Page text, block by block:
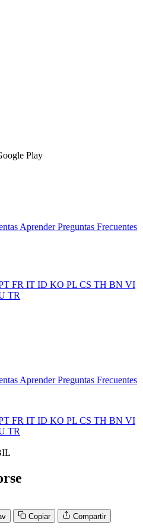
Play
AprenderPreguntas Frecuentes
FR IT ID KO PL CS TH BN VI
TR
AprenderPreguntas Frecuentes
FR IT ID KO PL CS TH BN VI
TR
Copiar Compartir